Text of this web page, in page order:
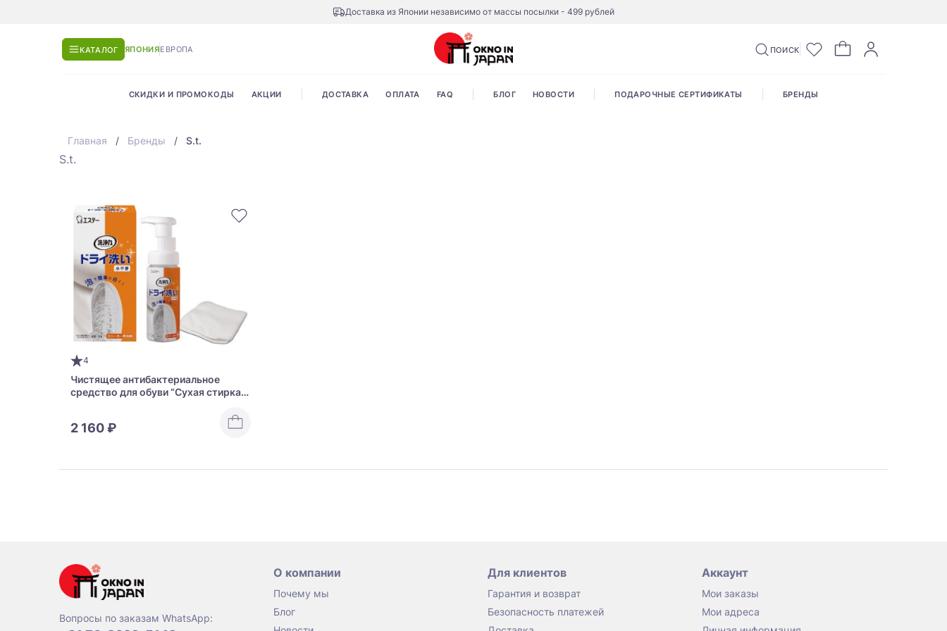
Доставка из Японии независимо от массы посылки - 499 рублей
КАТАЛОГ ЯПОНИЯЕВРОПА ПОИСК
СКИДКИ И ПРОМОКОДЫ АКЦИИ ДОСТАВКА ОПЛАТА FAQ БЛОГ НОВОСТИ ПОДАРОЧНЫЕ СЕРТИФИКАТЫ БРЕНДЫ
Главная Бренды S.t.
S.t.
4
Чистящее антибактериальное
средство для обуви “Сухая стирка”
2 160 ₽
Вопросы по заказам WhatsApp:
О компании
Почему мы
Блог
Для клиентов
Гарантия и возврат
Безопасность платежей
Аккаунт
Мои заказы
Мои адреса